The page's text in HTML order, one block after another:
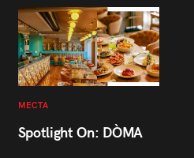
МЕСТА
Spotlight On: DÒMA